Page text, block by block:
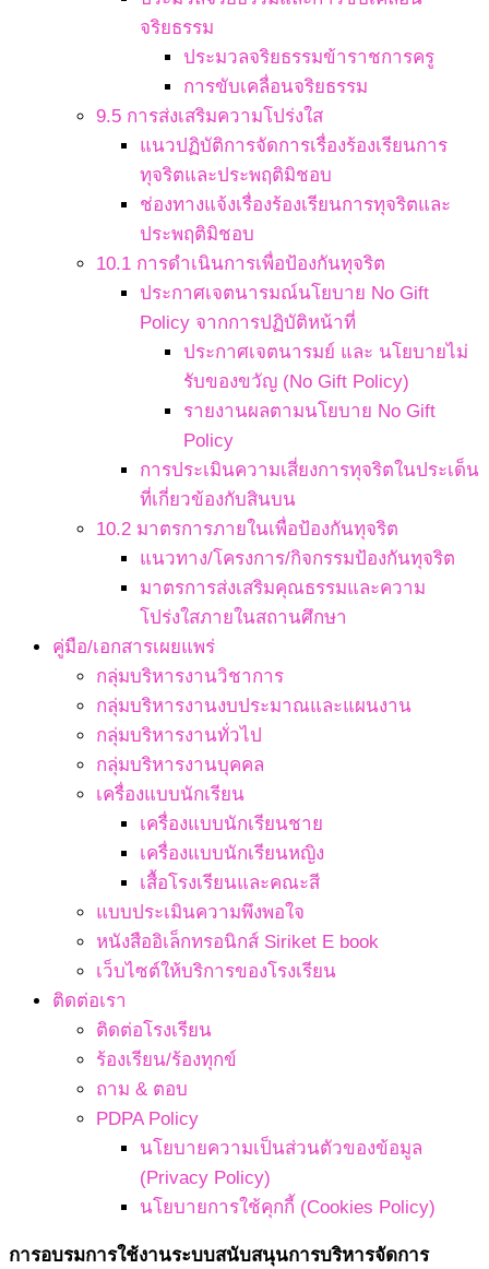
จริยธรรม
ประมวลจริยธรรมข้าราชการครู
การขับเคลื่อนจริยธรรม
9.5 การส่งเสริมความโปร่งใส
แนวปฏิบัติการจัดการเรื่องร้องเรียนการ
ทุจริตและประพฤติมิชอบ
ช่องทางแจ้งเรื่องร้องเรียนการทุจริตและ
ประพฤติมิชอบ
10.1 การดำเนินการเพื่อป้องกันทุจริต
ประกาศเจตนารมณ์นโยบาย No Gift
Policy จากการปฏิบัติหน้าที่
ประกาศเจตนารมย์ และ นโยบายไม่
รับของขวัญ (No Gift Policy)
รายงานผลตามนโยบาย No Gift
Policy
การประเมินความเสี่ยงการทุจริตในประเด็น
ที่เกี่ยวข้องกับสินบน
10.2 มาตรการภายในเพื่อป้องกันทุจริต
แนวทาง/โครงการ/กิจกรรมป้องกันทุจริต
มาตรการส่งเสริมคุณธรรมและความ
โปร่งใสภายในสถานศึกษา
คู่มือ/เอกสารเผยแพร่
กลุ่มบริหารงานวิชาการ
กลุ่มบริหารงานงบประมาณและแผนงาน
กลุ่มบริหารงานทั่วไป
กลุ่มบริหารงานบุคคล
เครื่องแบบนักเรียน
เครื่องแบบนักเรียนชาย
เครื่องแบบนักเรียนหญิง
เสื้อโรงเรียนและคณะสี
แบบประเมินความพึงพอใจ
หนังสืออิเล็กทรอนิกส์ Siriket E book
เว็บไซต์ให้บริการของโรงเรียน
ติดต่อเรา
ติดต่อโรงเรียน
ร้องเรียน/ร้องทุกข์
ถาม & ตอบ
PDPA Policy
นโยบายความเป็นส่วนตัวของข้อมูล
(Privacy Policy)
นโยบายการใช้คุกกี้ (Cookies Policy)
การอบรมการใช้งานระบบสนับสนุนการบริหารจัดการ